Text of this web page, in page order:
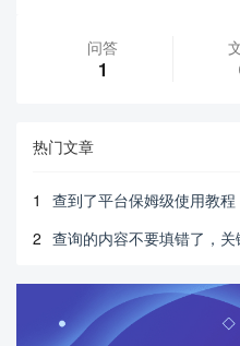
问答
1
热门文章
1
查到了平台保姆级使用教程
2 查询的内容不要填错了，关